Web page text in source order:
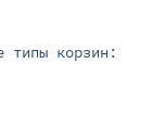
типы корзин: